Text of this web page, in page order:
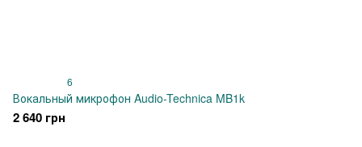
6
Вокальный микрофон Audio-Technica MB1k
2 640 грн